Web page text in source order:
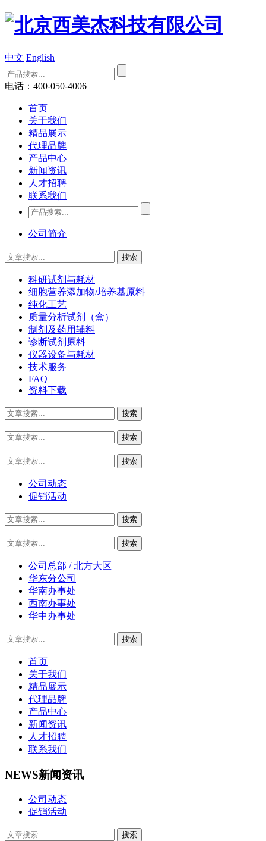
中文 English
电话：400-050-4006
首页
关于我们
精品展示
代理品牌
产品中心
新闻资讯
人才招聘
联系我们
公司简介
科研试剂与耗材
细胞营养添加物/培养基原料
纯化工艺
质量分析试剂（盒）
制剂及药用辅料
诊断试剂原料
仪器设备与耗材
技术服务
FAQ
资料下载
公司动态
促销活动
公司总部 / 北方大区
华东分公司
华南办事处
西南办事处
华中办事处
首页
关于我们
精品展示
代理品牌
产品中心
新闻资讯
人才招聘
联系我们
NEWS新闻资讯
公司动态
促销活动